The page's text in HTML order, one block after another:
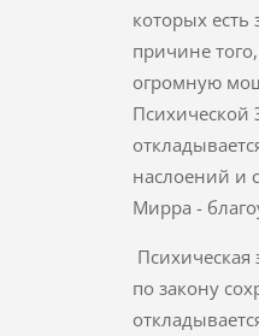
которых
причине
огромную
Психической
наслоений и
Мирра -
по закону